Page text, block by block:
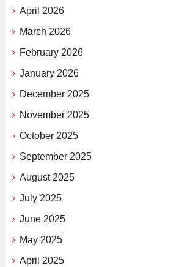
April 2026
March 2026
February 2026
January 2026
December 2025
November 2025
October 2025
September 2025
August 2025
July 2025
June 2025
May 2025
April 2025